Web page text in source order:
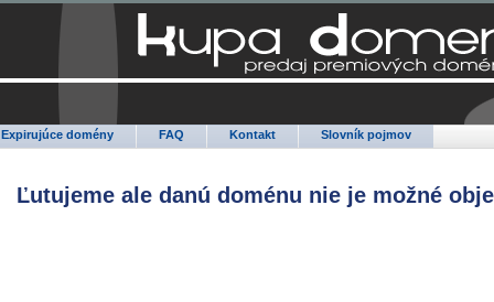
Expirujúce domény FAQ Kontakt Slovník pojmov
Ľutujeme ale danú doménu nie je možné